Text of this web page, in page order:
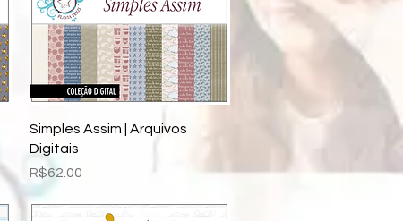
Quick View
Simples Assim | Arquivos
Digitais
Price
R$62.00